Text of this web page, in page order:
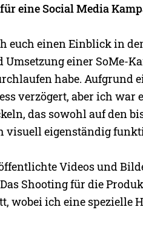
eine Social Media
euch einen Einblick in
einer SoMe-
habe. Aufgrund
verzögert, aber ich war
das sowohl auf den
visuell eigenständig
Videos und
Shooting für die
wobei ich eine spezielle